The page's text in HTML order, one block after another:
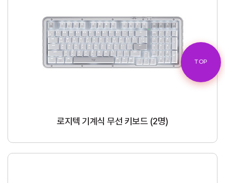
로지텍 기계식 무선 키보드 (2명)
TOP